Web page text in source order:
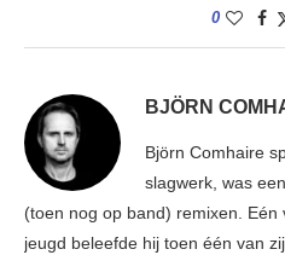
0
BJÖRN
Björn Comhaire
slagwerk, was
(toen nog op band) remixen.
jeugd beleefde hij toen één van